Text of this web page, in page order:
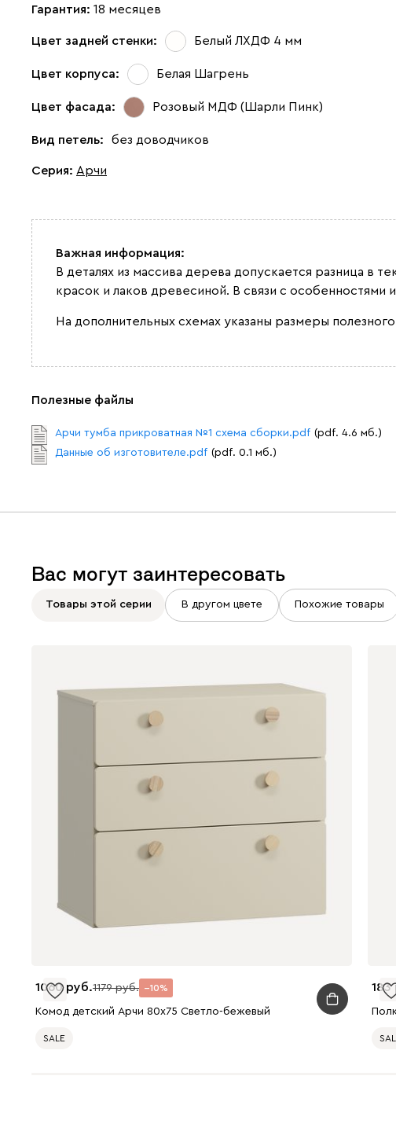
Гарантия: 18 месяцев
Цвет задней стенки: Белый ЛХДФ 4 мм
Цвет корпуса: Белая Шагрень
Цвет фасада: Розовый МДФ (Шарли Пинк)
Вид петель: без доводчиков
Серия: Арчи
Важная информация:
В деталях из массива дерева допускается разница в
красок и лаков древесиной. В связи с особенностями
На дополнительных схемах указаны размеры
Полезные файлы
Арчи тумба прикроватная №1 схема сборки.pdf (pdf. 4.6 мб.)
Данные об изготовителе.pdf (pdf. 0.1 мб.)
Вас могут заинтересовать
Товары этой серии В другом цвете Похожие товары
1060 1179 10
Комод детский Арчи 80x75 Светло-бежевый
SALE
183